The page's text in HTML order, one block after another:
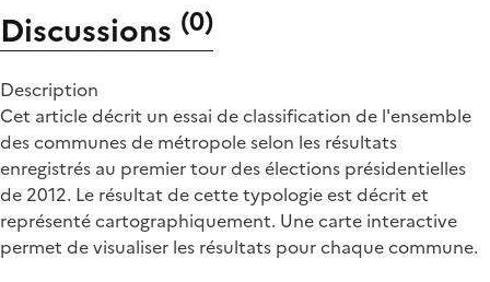
Discussions (0)
Description
Cet article décrit un essai de classification de l'ensemble
des communes de métropole selon les résultats
enregistrés au premier tour des élections présidentielles
de 2012. Le résultat de cette typologie est décrit et
représenté cartographiquement. Une carte interactive
permet de visualiser les résultats pour chaque commune.